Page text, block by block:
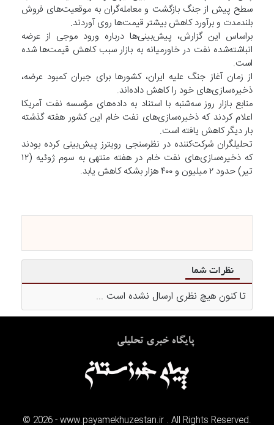
سطح پیش از جنگ بازگشت و معامله‌گران به موقعیت‌های فروش
بلندمدت و برآورد کاهش بیشتر قیمت‌ها روی آوردند.
براساس این گزارش، پیش‌بینی‌ها درباره ورود موجی از عرضه
انباشته‌شده نفت در خاورمیانه به بازار سبب کاهش قیمت‌ها شده
است.
از زمان آغاز جنگ علیه ایران، کشورها برای جبران کمبود عرضه،
ذخیره‌سازی‌های خود را کاهش داده‌اند.
منابع بازار روز سه‌شنبه با استناد به داده‌های مؤسسه نفت آمریکا
اعلام کردند که ذخیره‌سازی‌های نفت خام این کشور هفته گذشته
بار دیگر کاهش یافته است.
تحلیلگران شرکت‌کننده در نظرسنجی رویترز پیش‌بینی کرده بودند
که ذخیره‌سازی‌های نفت خام در هفته منتهی به سوم ژوئیه (۱۲
تیر) حدود ۲ میلیون و ۴۰۰ هزار بشکه کاهش یابد.
نظرات شما
تا کنون هیچ نظری ارسال نشده است ...
© 2026- www.payamekhuzestan.ir . All Rights Reserved.